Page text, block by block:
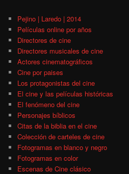
Pejino | Laredo | 2014
Películas online por años
Directores de cine
Directores musicales de cine
Actores cinematográficos
Cine por paises
Los protagonistas del cine
El cine y las películas históricas
El fenómeno del cine
Personajes bíblicos
Citas de la biblia en el cine
Colección de carteles de cine
Fotogramas en blanco y negro
Fotogramas en color
Escenas de Cine clásico